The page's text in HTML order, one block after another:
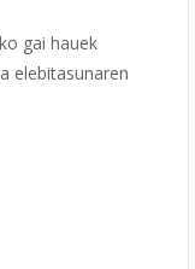
gai hauek
elebitasunaren